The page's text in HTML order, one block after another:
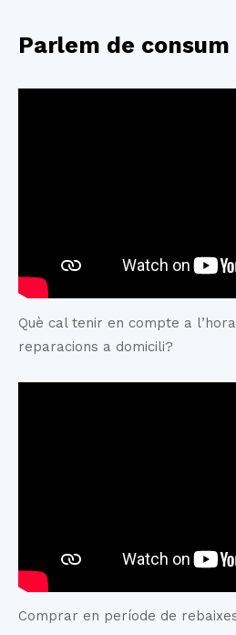
Parlem de consum
Què cal tenir en compte a
reparacions a domicili?
Comprar en període de